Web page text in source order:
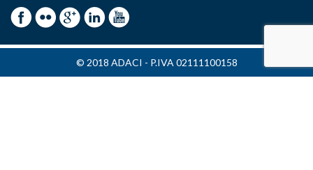
© 2018 ADACI - P.IVA 02111100158